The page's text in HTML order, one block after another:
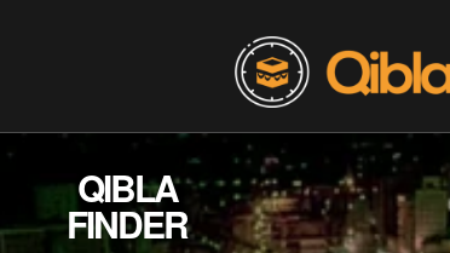
QIBLA
FINDER